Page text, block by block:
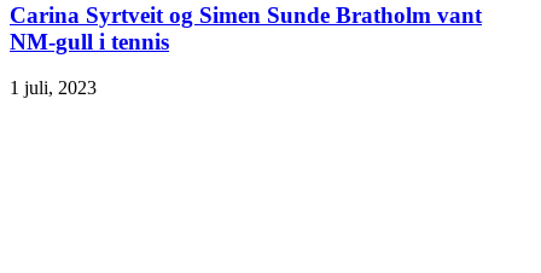
Carina Syrtveit og Simen Sunde Bratholm vant
NM-gull i tennis
1 juli, 2023